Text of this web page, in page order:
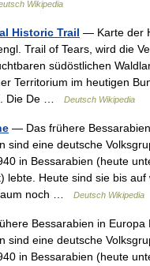
Wikipedia
Historic Trail — Karte der
Trail of Tears, wird die
südöstlichen
Territorium im heutigen
Die De …
Deutsch Wikipedia
— Das frühere
sind eine deutsche
in Bessarabien (heute
lebte. Heute sind sie bis auf
noch …
Deutsch Wikipedia
Bessarabien in Europa
sind eine deutsche
in Bessarabien (heute